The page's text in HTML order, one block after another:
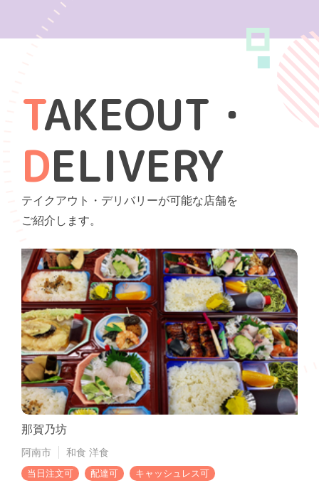
TAKEOUT・
DELIVERY
テイクアウト・デリバリーが可能な店舗を
ご紹介します。
那賀乃坊
阿南市 和食 洋食
当日注文可 配達可 キャッシュレス可